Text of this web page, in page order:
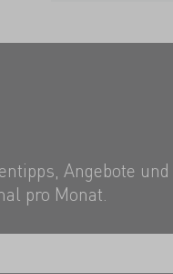
Angebote
pro Monat.